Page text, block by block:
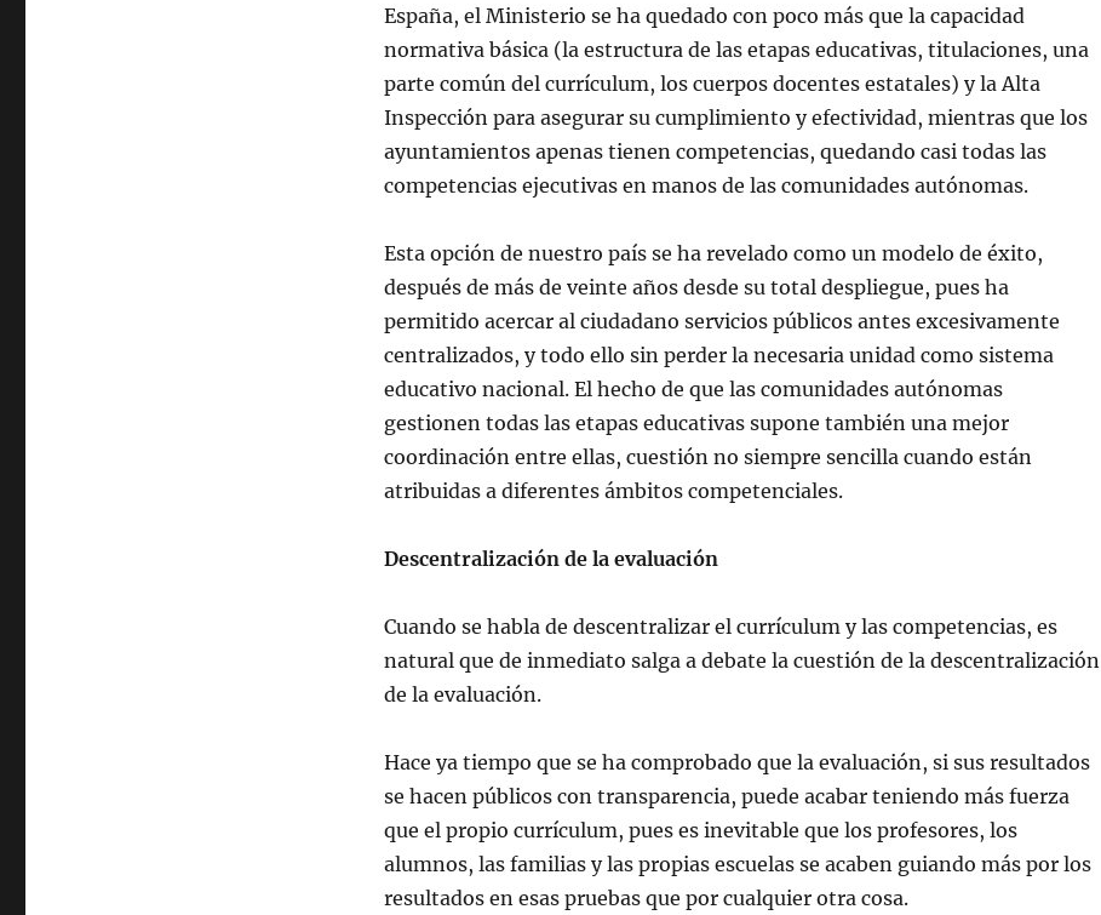
España, el Ministerio se ha quedado con poco más que la capacidad
normativa básica (la estructura de las etapas educativas, titulaciones, una
parte común del currículum, los cuerpos docentes estatales) y la Alta
Inspección para asegurar su cumplimiento y efectividad, mientras que los
ayuntamientos apenas tienen competencias, quedando casi todas las
competencias ejecutivas en manos de las comunidades autónomas.
Esta opción de nuestro país se ha revelado como un modelo de éxito,
después de más de veinte años desde su total despliegue, pues ha
permitido acercar al ciudadano servicios públicos antes excesivamente
centralizados, y todo ello sin perder la necesaria unidad como sistema
educativo nacional. El hecho de que las comunidades autónomas
gestionen todas las etapas educativas supone también una mejor
coordinación entre ellas, cuestión no siempre sencilla cuando están
atribuidas a diferentes ámbitos competenciales.
Descentralización de la evaluación
Cuando se habla de descentralizar el currículum y las competencias, es
natural que de inmediato salga a debate la cuestión de la descentralización
de la evaluación.
Hace ya tiempo que se ha comprobado que la evaluación, si sus resultados
se hacen públicos con transparencia, puede acabar teniendo más fuerza
que el propio currículum, pues es inevitable que los profesores, los
alumnos, las familias y las propias escuelas se acaben guiando más por los
resultados en esas pruebas que por cualquier otra cosa.